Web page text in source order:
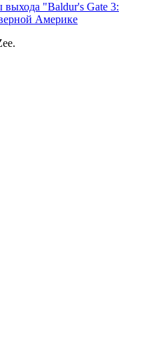
выхода "Baldur's Gate 3:
Америке